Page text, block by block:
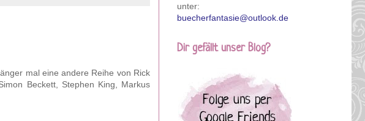
mal eine andere Reihe von Rick
Beckett, Stephen King, Markus
unter:
buecherfantasie@outlook.de
Dir gefällt unser Blog?